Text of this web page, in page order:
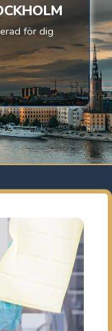
för dig